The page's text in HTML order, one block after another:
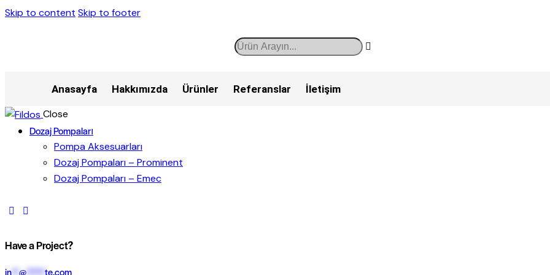
Skip to content Skip to footer
Anasayfa Hakkımızda Ürünler Referanslar İletişim
Close
Dozaj Pompaları
Pompa Aksesuarları
Dozaj Pompaları – Prominent
Dozaj Pompaları – Emec
Have a Project?
in @ ***** te.com